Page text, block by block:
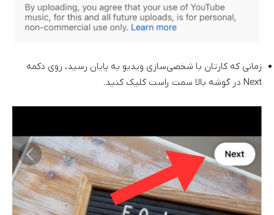
زمانی که کارتان با شخصی‌سازی ویدیو به پایان رسید، روی دکمه
Next در گوشه بالا سمت راست کلیک کنید.